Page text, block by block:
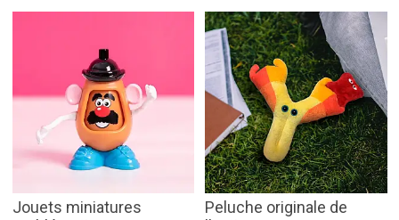
Jouets miniatures
Peluche originale de